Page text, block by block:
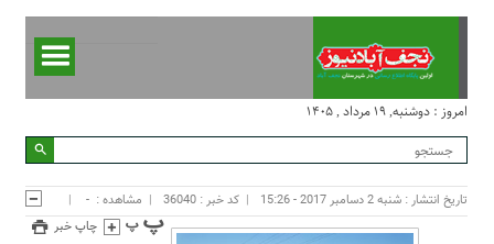
امروز : دوشنبه, ۱۹ مرداد , ۱۴۰۵
تاریخ انتشار : شنبه 2 دسامبر 2017 - 15:26 کد خبر : 36040 مشاهده : -
چاپ خبر